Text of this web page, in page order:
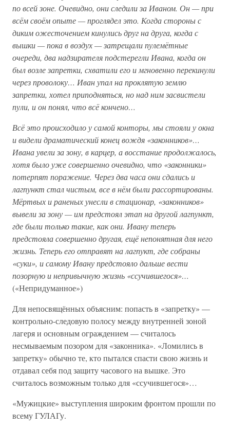
по всей зоне. Очевидно, они следили за Иваном. Он — при
всём своём опыте — проглядел это. Когда стороны с
диким ожесточением кинулись друг на друга, когда с
вышки — пока в воздух — затрещали пулемётные
очереди, два надзирателя подстерегли Ивана, когда он
был возле запретки, схватили его и мгновенно перекинули
через проволоку… Иван упал на проклятую землю
запретки, хотел приподняться, но над ним засвистели
пули, и он понял, что всё кончено…
Всё это происходило у самой конторы, мы стояли у окна
и видели драматический конец вождя «законников»…
Ивана увели за зону, в карцер, а восстание продолжалось,
хотя было уже совершенно очевидно, что «законники»
потерпят поражение. Через два часа они сдались и
лагпункт стал чистым, все в нём были рассортированы.
Мёртвых и раненых унесли в стационар, «законников»
вывели за зону — им предстоял этап на другой лагпункт,
где были только такие, как они. Ивану теперь
предстояла совершенно другая, ещё непонятная для него
жизнь. Теперь его отправят на лагпукт, где собраны
«суки», и самому Ивану предстояло дальше вести
позорную и непривычную жизнь «ссучившегося»…
(«Непридуманное»)
Для непосвящённых объясним: попасть в «запретку» —
контрольно-следовую полосу между внутренней зоной
лагеря и основным ограждением — считалось
несмываемым позором для «законника». «Ломились в
запретку» обычно те, кто пытался спасти свою жизнь и
отдавал себя под защиту часового на вышке. Это
считалось возможным только для «ссучившегося»…
«Мужицкие» выступления широким фронтом прошли по
всему ГУЛАГу.